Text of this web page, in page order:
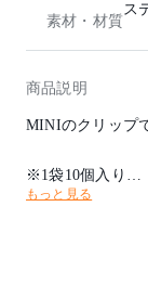
素材・材質
ス
商品説明
MINIのクリップ
※1袋10個入り
※受注品
もっと見る